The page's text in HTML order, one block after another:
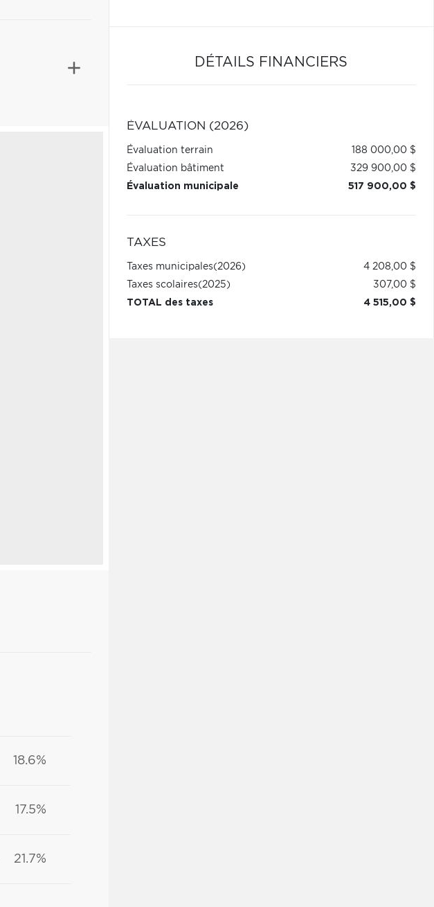
18.6%
17.5%
21.7%
DÉTAILS FINANCIERS
ÉVALUATION (2026)
Évaluation terrain
188 000,00 $
Évaluation bâtiment
329 900,00 $
Évaluation municipale
517 900,00 $
TAXES
Taxes municipales(2026)
4 208,00 $
Taxes scolaires(2025)
307,00 $
TOTAL des taxes
4 515,00 $